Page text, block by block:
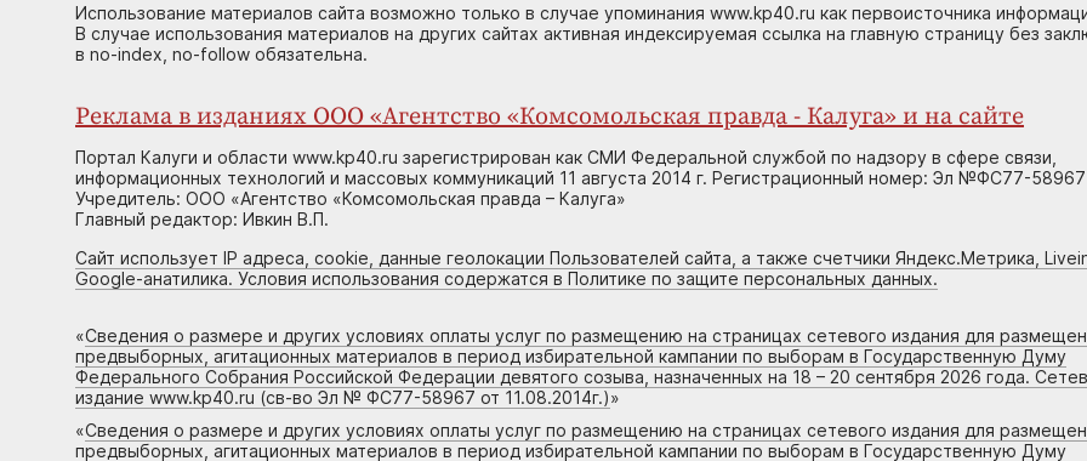
Использование материалов сайта возможно только в случае упоминания www.kp40.ru как первоисточника
В случае использования материалов на других сайтах активная индексируемая ссылка на главную страницу без
в no-index, no-follow обязательна.
Реклама в изданиях ООО «Агентство «Комсомольская правда - Калуга» и на сайте
Портал Калуги и области www.kp40.ru зарегистрирован как СМИ Федеральной службой по надзору в сфере связи,
информационных технологий и массовых коммуникаций 11 августа 2014 г. Регистрационный номер: Эл №ФС77-58967
Учредитель: ООО «Агентство «Комсомольская правда – Калуга»
Главный редактор: Ивкин В.П.
Сайт использует IP адреса, cookie, данные геолокации Пользователей сайта, а также счетчики Яндекс.Метрика,
Google-анатилика. Условия использования содержатся в Политике по защите персональных данных.
«Сведения о размере и других условиях оплаты услуг по размещению на страницах сетевого издания для
предвыборных, агитационных материалов в период избирательной кампании по выборам в Государственную Думу
Федерального Собрания Российской Федерации девятого созыва, назначенных на 18 – 20 сентября 2026 года.
издание www.kp40.ru (св-во Эл № ФС77-58967 от 11.08.2014г.)»
«Сведения о размере и других условиях оплаты услуг по размещению на страницах сетевого издания для
предвыборных, агитационных материалов в период избирательной кампании по выборам в Государственную Думу